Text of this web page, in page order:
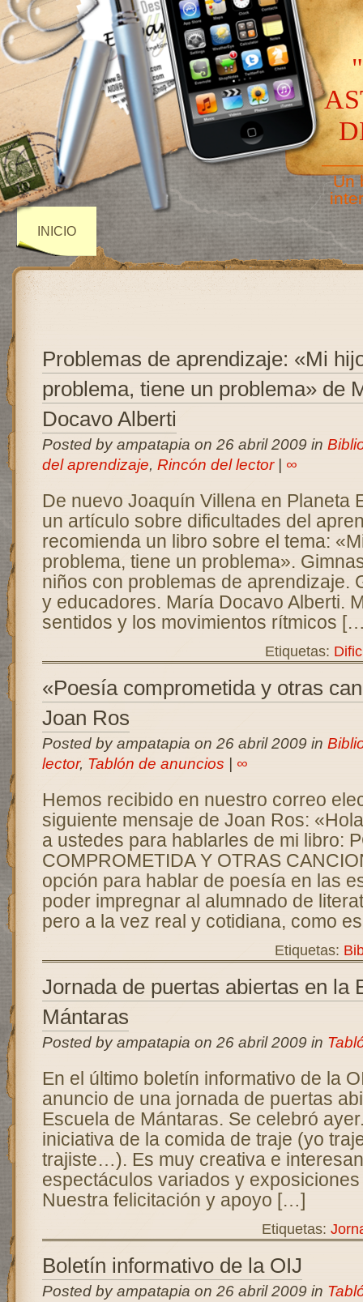
Un
INICIO
Problemas de aprendizaje: «Mi
problema, tiene un problema» de
Docavo Alberti
Posted by ampatapia on 26 abril 2009 in
del aprendizaje, Rincón del lector| ∞
De nuevo Joaquín Villena en Planeta
un artículo sobre dificultades del
recomienda un libro sobre el tema:
problema, tiene un problema».
niños con problemas de aprendizaje.
y educadores. María Docavo Alberti.
sentidos y los movimientos rítmicos
Etiquetas:
«Poesía comprometida y otras
Joan Ros
Posted by ampatapia on 26 abril 2009 in
lector, Tablón de anuncios ∞
Hemos recibido en nuestro correo
siguiente mensaje de Joan Ros:
a ustedes para hablarles de mi libro:
COMPROMETIDA Y OTRAS
opción para hablar de poesía en las
poder impregnar al alumnado de
pero a la vez real y cotidiana, como
Etiquetas:
Jornada de puertas abiertas en la
Mántaras
Posted by ampatapia on 26 abril 2009 in
En el último boletín informativo de la
anuncio de una jornada de puertas
Escuela de Mántaras. Se celebró
iniciativa de la comida de traje (yo
trajiste…). Es muy creativa e
espectáculos variados y
Nuestra felicitación y apoyo […]
Etiquetas:
Boletín informativo de la OIJ
Posted by ampatapia on 26 abril 2009 in